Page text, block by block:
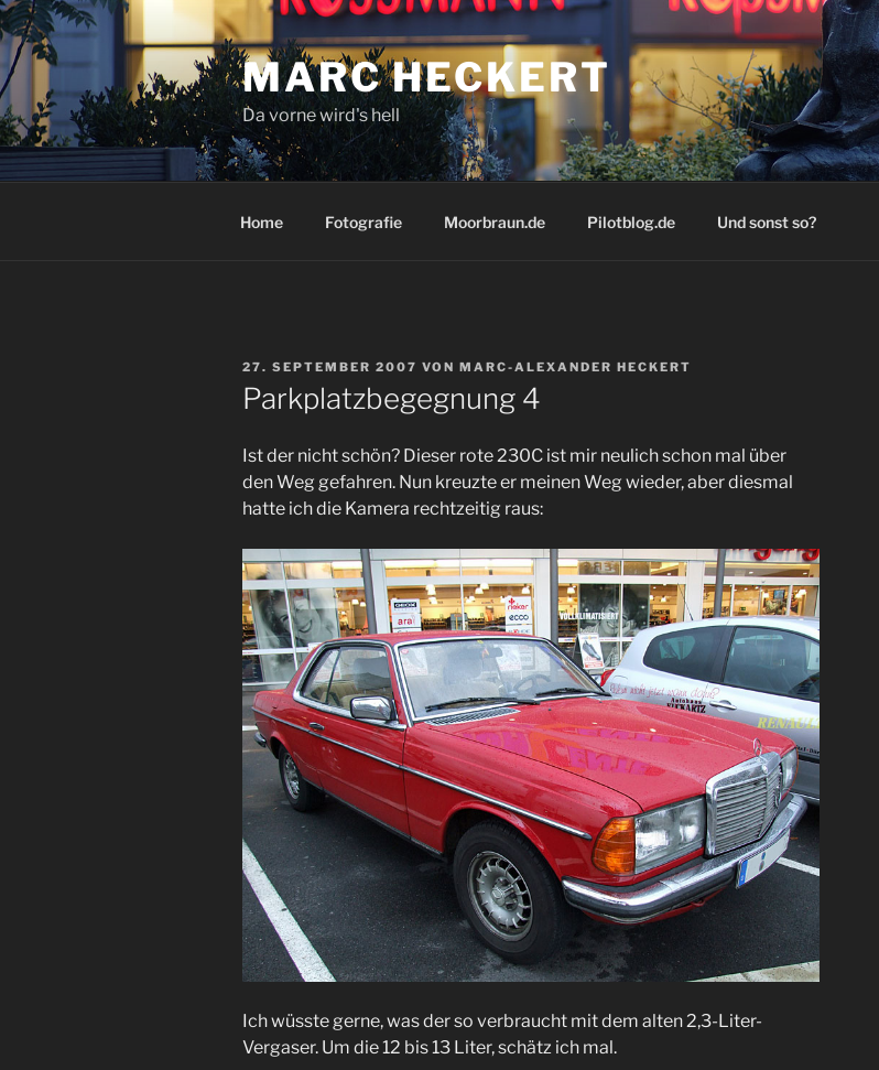
Zum
Inhalt
springen
MARC HECKERT
Da vorne wird's hell
Home Fotografie Moorbraun.de Pilotblog.de Und sonst so?
VERÖFFENTLICHT
AM
27. SEPTEMBER 2007 VON MARC-ALEXANDER HECKERT
Parkplatzbegegnung 4
Ist der nicht schön? Dieser rote 230C ist mir neulich schon mal über
den Weg gefahren. Nun kreuzte er meinen Weg wieder, aber diesmal
hatte ich die Kamera rechtzeitig raus:
Ich wüsste gerne, was der so verbraucht mit dem alten 2,3-Liter-
Vergaser. Um die 12 bis 13 Liter, schätz ich mal.